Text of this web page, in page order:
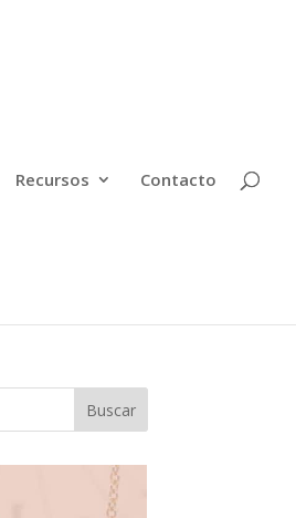
Recursos Contacto